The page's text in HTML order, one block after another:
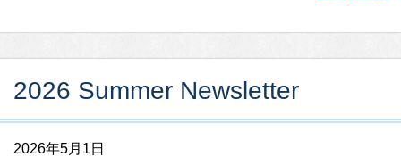
2026 Summer Newsletter
2026年5月1日